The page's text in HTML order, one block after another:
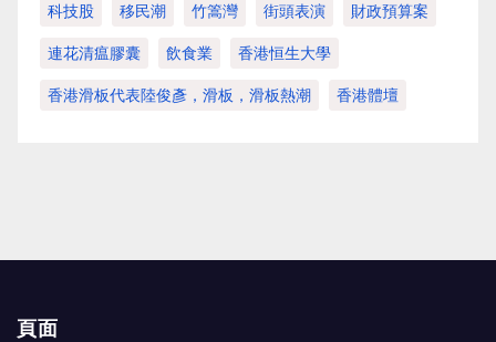
科技股 移民潮 竹篙灣 街頭表演 財政預算案
連花清瘟膠囊 飲食業 香港恒生大學
香港滑板代表陸俊彥，滑板，滑板熱潮 香港體壇
頁面